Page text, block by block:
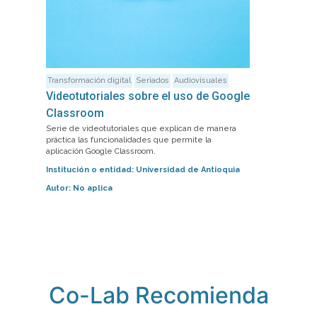
Transformación digital Seriados Audiovisuales
Videotutoriales sobre el uso de Google
Classroom
Serie de videotutoriales que explican de manera
práctica las funcionalidades que permite la
aplicación Google Classroom.
Institución o entidad: Universidad de Antioquia
Autor: No aplica
Co-Lab Recomienda